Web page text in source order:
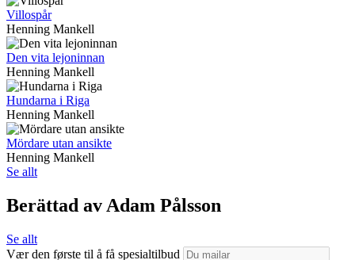
Villospår
Henning Mankell
Den vita lejoninnan
Henning Mankell
Hundarna i Riga
Henning Mankell
Mördare utan ansikte
Henning Mankell
Se allt
Berättad av Adam Pålsson
Se allt
Vær den første til å få spesialtilbud